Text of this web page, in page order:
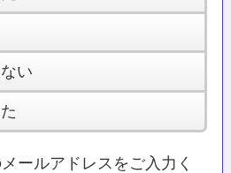
い
ールアドレスをご入力く